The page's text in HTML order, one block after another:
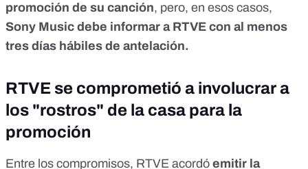
promoción de su canción, pero, en esos casos,
Sony Music debe informar a RTVE con al menos
tres días hábiles de antelación.
RTVE se comprometió a involucrar a
los "rostros" de la casa para la
promoción
Entre los compromisos, RTVE acordó emitir la